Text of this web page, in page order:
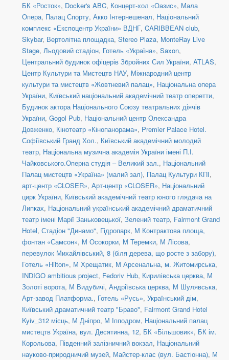
БК «Росток», Docker's ABC, Концерт-хол «Оазис», Мала
Опера, Палац Спорту, Акко Інтернешенал, Національний
комплекс «Експоцентр України» ВДНГ, CARIBBEAN club,
Skybar, Вертолітна площадка, Stereo Plaza, MonteRay Live
Stage, Льодовий стадіон, Готель «Україна», Saxon,
Центральний будинок офіцерів Збройних Сил України, ATLAS,
Центр Культури та Мистецтв НАУ, Міжнародний центр
культури та мистецтв «Жовтневий палац», Національна опера
України, Київський національний академічний театр оперетти,
Будинок актора Національного Союзу театральних діячів
України, Gogol Pub, Національний центр Олександра
Довженко, Кінотеатр «Кінопанорама», Premier Palace Hotel.
Софіївський Гранд Хол., Київський академічний молодий
театр, Національна музична академія України імені П.І.
Чайковського.Оперна студія – Великий зал., Національний
Палац мистецтв «Україна» (малий зал), Палац Культури КПІ,
арт-центр «CLOSER», Арт-центр «CLOSER», Національний
цирк України, Київський академічний театр юного глядача на
Липках, Національний український академічний драматичний
театр імені Марії Заньковецької, Зелений театр, Fairmont Grand
Hotel, Стадіон "Динамо", Гідропарк, М Контрактова площа,
фонтан «Самсон», М Осокорки, М Теремки, М Лісова,
перевулок Михайлівський, 8 (біля дерева, що росте з забору),
Готель «Hilton», М Хрещатик, М Арсенальна, м. Житомирська,
INDIGO ambitious project, Fedoriv Hub, Кирилівська церква, М
Золоті ворота, М Видубичі, Андріївська церква, М Шулявська,
Арт-завод Платформа., Готель «Русь», Український дім,
Київський драматичний театр "Браво", Fairmont Grand Hotel
Kyiv_312 місць, М Дніпро, М Іпподром, Національний палац
мистецтв Україна, вул. Десятинна, 12, БК «Більшовик», БК ім.
Корольова, Південний залізничний вокзал, Національний
науково-природничий музей, Майстер-клас (вул. Бастіонна), М